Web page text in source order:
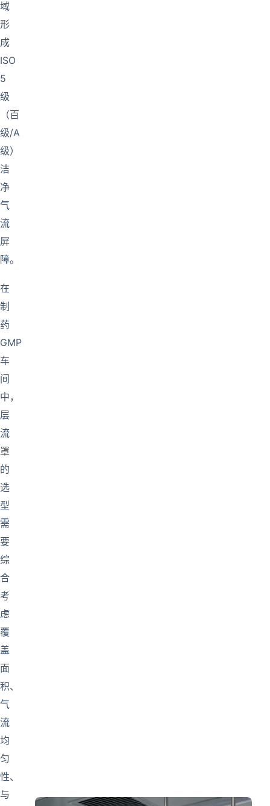
域
形
成
ISO
5
级
（百
级/A
级）
洁
净
气
流
屏
障。
在
制
药
GMP
车
间
中，
层
流
罩
的
选
型
需
要
综
合
考
虑
覆
盖
面
积、
气
流
均
匀
性、
与